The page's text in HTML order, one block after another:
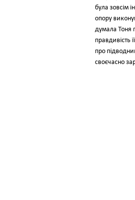
була зовсім
опору
думала Тоня
правдивість
про
своєчасно